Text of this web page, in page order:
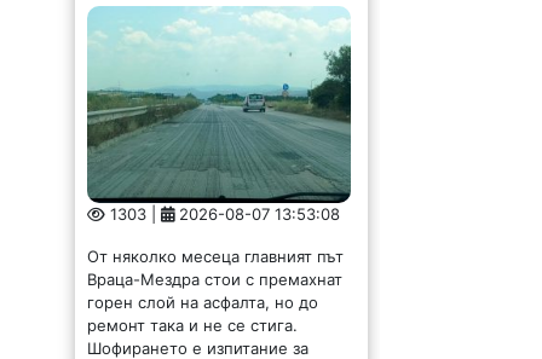
1303 | 2026-08-07 13:53:08
От няколко месеца главният път
Враца-Мездра стои с премахнат
горен слой на асфалта, но до
ремонт така и не се стига.
Шофирането е изпитание за